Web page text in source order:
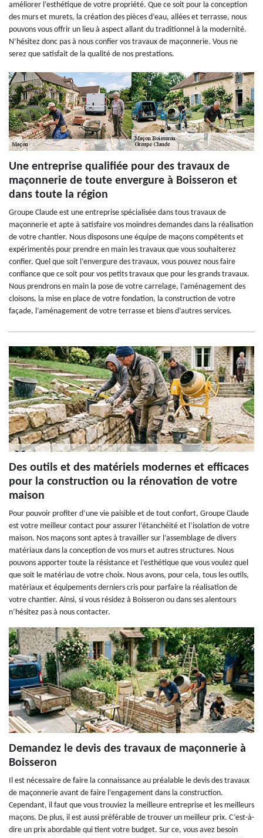
améliorer l’esthétique de votre propriété. Que ce soit pour la conception
des murs et murets, la création des pièces d’eau, allées et terrasse, nous
pouvons vous offrir un lieu à aspect allant du traditionnel à la modernité.
N’hésitez donc pas à nous confier vos travaux de maçonnerie. Vous ne
serez que satisfait de la qualité de nos prestations.
Une entreprise qualifiée pour des travaux de
maçonnerie de toute envergure à Boisseron et
dans toute la région
Groupe Claude est une entreprise spécialisée dans tous travaux de
maçonnerie et apte à satisfaire vos moindres demandes dans la réalisation
de votre chantier. Nous disposons une équipe de maçons compétents et
expérimentés pour prendre en main les travaux que vous souhaiterez
confier. Quel que soit l’envergure des travaux, vous pouvez nous faire
confiance que ce soit pour vos petits travaux que pour les grands travaux.
Nous prendrons en main la pose de votre carrelage, l’aménagement des
cloisons, la mise en place de votre fondation, la construction de votre
façade, l’aménagement de votre terrasse et biens d’autres services.
Des outils et des matériels modernes et efficaces
pour la construction ou la rénovation de votre
maison
Pour pouvoir profiter d’une vie paisible et de tout confort, Groupe Claude
est votre meilleur contact pour assurer l’étanchéité et l’isolation de votre
maison. Nos maçons sont aptes à travailler sur l’assemblage de divers
matériaux dans la conception de vos murs et autres structures. Nous
pouvons apporter toute la résistance et l’esthétique que vous voulez quel
que soit le matériau de votre choix. Nous avons, pour cela, tous les outils,
matériaux et équipements derniers cris pour parfaire la réalisation de
votre chantier. Ainsi, si vous résidez à Boisseron ou dans ses alentours
n’hésitez pas à nous contacter.
Demandez le devis des travaux de maçonnerie à
Boisseron
Il est nécessaire de faire la connaissance au préalable le devis des travaux
de maçonnerie avant de faire l’engagement dans la construction.
Cependant, il faut que vous trouviez la meilleure entreprise et les meilleurs
maçons. De plus, il est aussi préférable de trouver un meilleur prix. C’est-à-
dire un prix abordable qui tient votre budget. Sur ce, vous avez besoin